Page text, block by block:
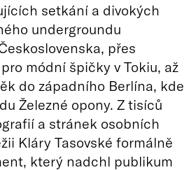
setkání a divokých
undergroundu
přes
módní špičky v Tokiu, až
do západního Berlína, kde
Železné opony. Z tisíců
a stránek osobních
Kláry Tasovské formálně
který nadchl publikum